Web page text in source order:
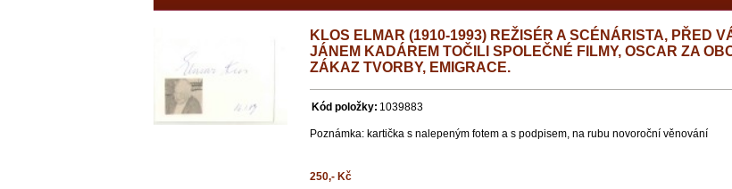
KLOS ELMAR (1910-1993) REŽISÉR A SCÉNÁRISTA, PŘED
JÁNEM KADÁREM TOČILI SPOLEČNÉ FILMY, OSCAR ZA
ZÁKAZ TVORBY, EMIGRACE.
Kód položky: 1039883
Poznámka: kartička s nalepeným fotem a s podpisem, na rubu novoroční věnování
250,- Kč